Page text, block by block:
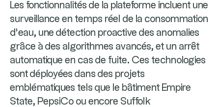
Les fonctionnalités de la plateforme incluent une
surveillance en temps réel de la consommation
d’eau, une détection proactive des anomalies
grâce à des algorithmes avancés, et un arrêt
automatique en cas de fuite. Ces technologies
sont déployées dans des projets
emblématiques tels que le bâtiment Empire
State, PepsiCo ou encore Suffolk